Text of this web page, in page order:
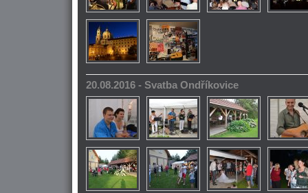
20.08.2016 - Svatba Ondříkovice